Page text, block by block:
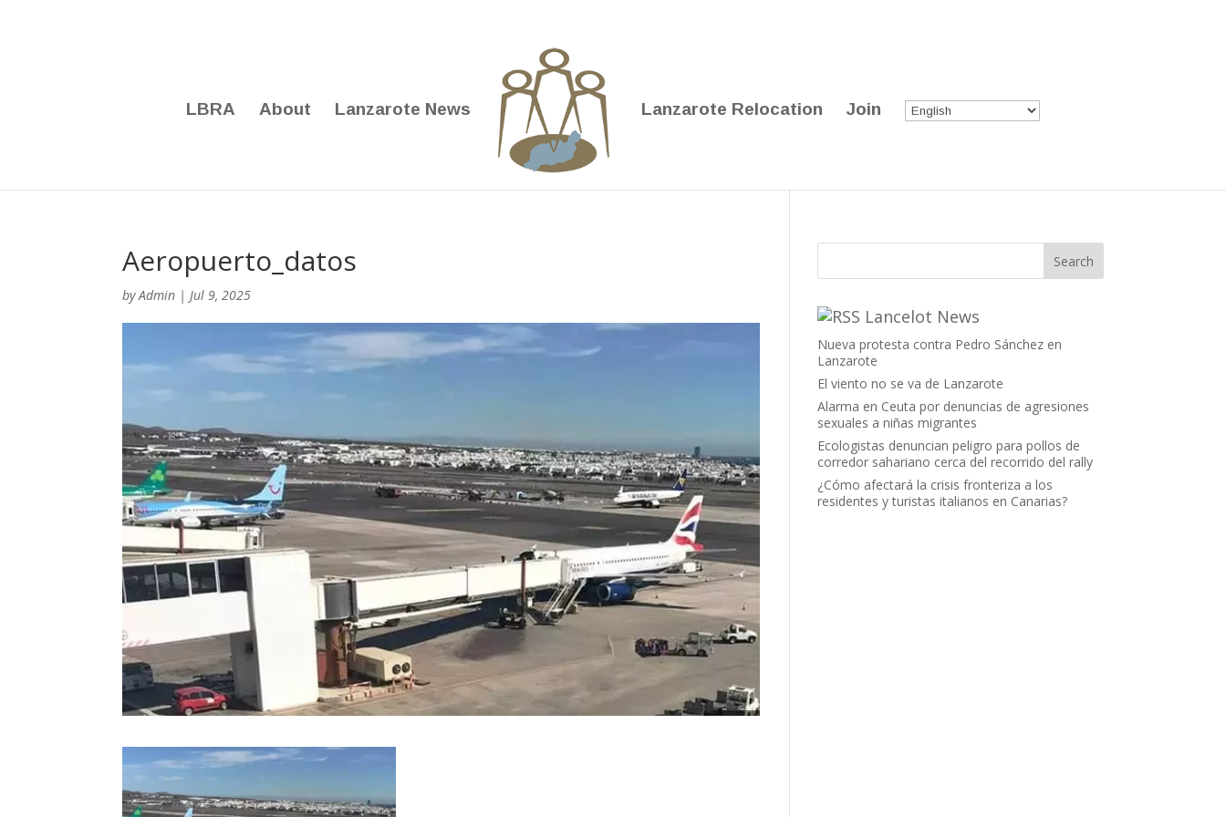
LBRA About Lanzarote News Lanzarote Relocation Join
Aeropuerto_datos
byAdmin |Jul 9, 2025
Lancelot News
Nueva protesta contra Pedro Sánchez en
Lanzarote
El viento no se va de Lanzarote
Alarma en Ceuta por denuncias de agresiones
sexuales a niñas migrantes
Ecologistas denuncian peligro para pollos de
corredor sahariano cerca del recorrido del rally
¿Cómo afectará la crisis fronteriza a los
residentes y turistas italianos en Canarias?